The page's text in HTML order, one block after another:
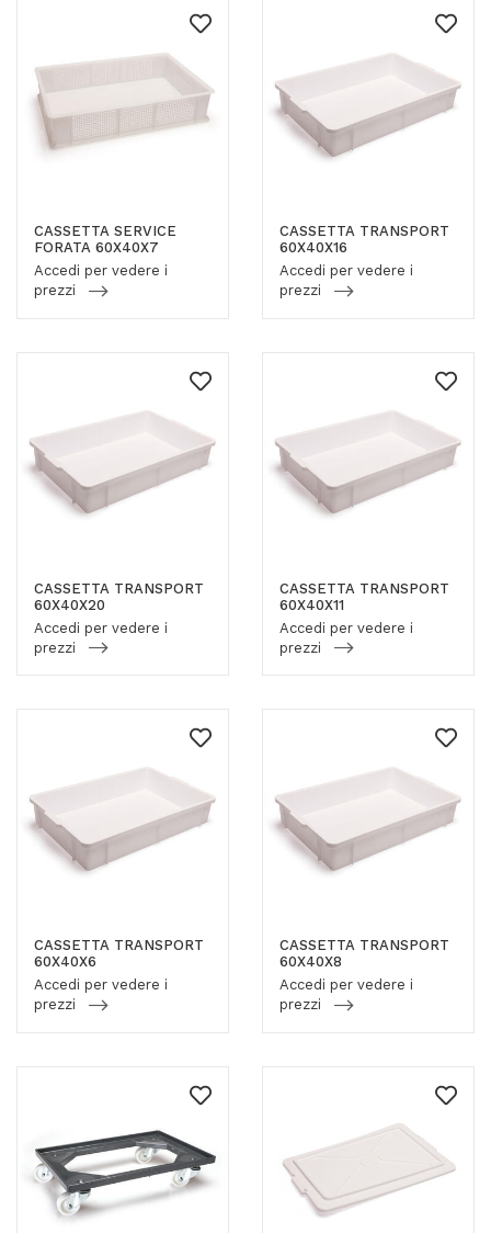
CASSETTA SERVICE
FORATA 60X40X7
Accedi per vedere i
prezzi
CASSETTA TRANSPORT
60X40X16
Accedi per vedere i
prezzi
CASSETTA TRANSPORT
60X40X20
Accedi per vedere i
prezzi
CASSETTA TRANSPORT
60X40X11
Accedi per vedere i
prezzi
CASSETTA TRANSPORT
60X40X6
Accedi per vedere i
prezzi
CASSETTA TRANSPORT
60X40X8
Accedi per vedere i
prezzi